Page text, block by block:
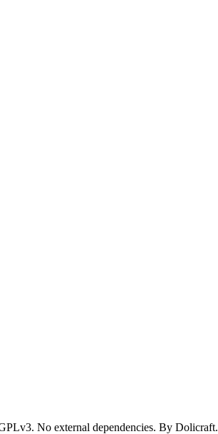
No external dependencies. By Dolicraft.